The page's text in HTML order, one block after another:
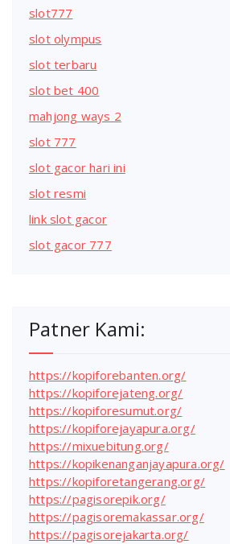
slot777
slot olympus
slot terbaru
slot bet 400
mahjong ways 2
slot 777
slot gacor hari ini
slot resmi
link slot gacor
slot gacor 777
Patner Kami:
https://kopiforebanten.org/
https://kopiforejateng.org/
https://kopiforesumut.org/
https://kopiforejayapura.org/
https://mixuebitung.org/
https://kopikenanganjayapura.org/
https://kopiforetangerang.org/
https://pagisorepik.org/
https://pagisoremakassar.org/
https://pagisorejakarta.org/